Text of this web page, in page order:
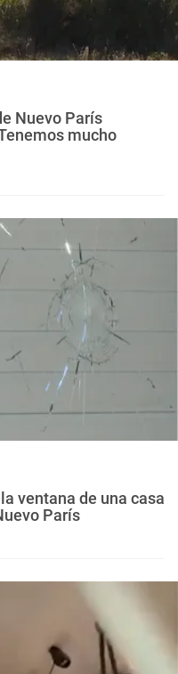
Nuevo París
mucho
ventana de una casa
París